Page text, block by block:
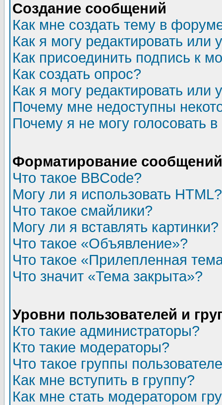
Создание сообщений
Как мне создать тему в
Как я могу редактировать или
Как присоединить подпись к
Как создать опрос?
Как я могу редактировать или
Почему мне недоступны
Почему я не могу голосовать
Форматирование
Что такое BBCode?
Могу ли я использовать HTML?
Что такое смайлики?
Могу ли я вставлять картинки?
Что такое «Объявление»?
Что такое «Прилепленная
Что значит «Тема закрыта»?
Уровни пользователей и
Кто такие администраторы?
Кто такие модераторы?
Что такое группы
Как мне вступить в группу?
Как мне стать модератором